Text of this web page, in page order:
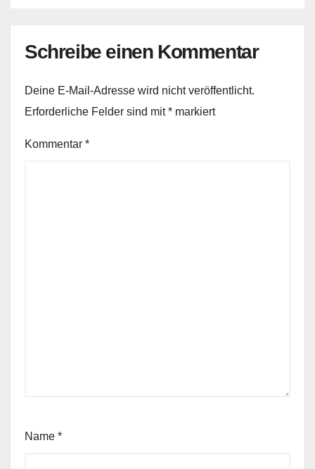
Schreibe einen Kommentar
Deine E-Mail-Adresse wird nicht veröffentlicht.
Erforderliche Felder sind mit* markiert
Kommentar *
Name *